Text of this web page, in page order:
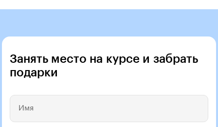
Занять место на курсе и забрать
подарки
Имя